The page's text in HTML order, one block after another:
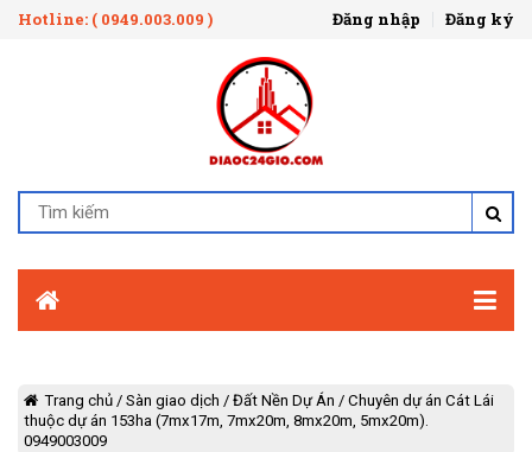
Hotline: ( 0949.003.009 ) Đăng nhập Đăng ký
Trang chủ / Sàn giao dịch / Đất Nền Dự Án / Chuyên dự án Cát Lái
thuộc dự án 153ha (7mx17m, 7mx20m, 8mx20m, 5mx20m).
0949003009